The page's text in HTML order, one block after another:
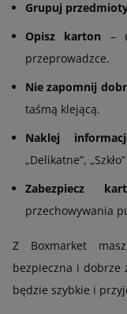
Grupuj
Opisz karton –
przeprowadzce.
Nie zapomnij
taśmą klejącą.
Naklej
„Delikatne”,
Zabezpiecz
przechowywania
Z Boxmarket
bezpieczna i dobrze
będzie szybkie i